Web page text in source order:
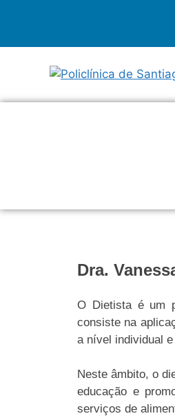
Dra.
O Dietista é um
consiste na
a nível individual
Neste âmbito, o
educação e
serviços de